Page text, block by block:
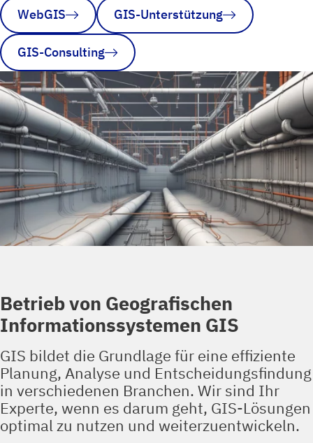
WebGIS GIS-Unterstützung
GIS-Consulting
Betrieb von Geografischen
Informationssystemen GIS
GIS bildet die Grundlage für eine effiziente
Planung, Analyse und Entscheidungsfindung
in verschiedenen Branchen. Wir sind Ihr
Experte, wenn es darum geht, GIS-Lösungen
optimal zu nutzen und weiterzuentwickeln.